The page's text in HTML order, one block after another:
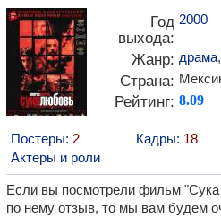
Год
выхода:
2000
Жанр: драма,
Страна:
Рейтинг: 8.09
Постеры: 2 Кадры: 18
Актеры и роли
Если вы посмотрели фильм "Сука
по нему отзыв, то мы вам будем